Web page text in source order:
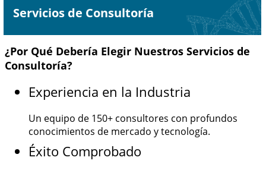
Servicios de Consultoría
¿Por Qué Debería Elegir Nuestros Servicios de
Consultoría?
Experiencia en la Industria
Un equipo de 150+ consultores con profundos
conocimientos de mercado y tecnología.
Éxito Comprobado